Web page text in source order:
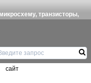
транзисторы,
сайт